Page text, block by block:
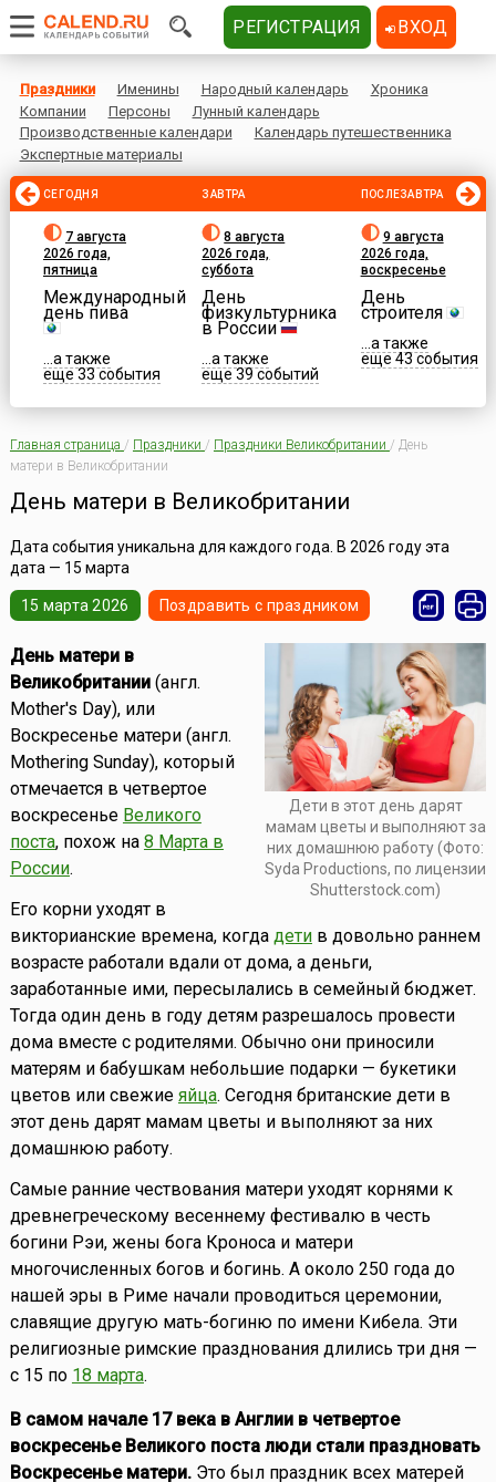
Праздники Именины Народный календарь
Хроника
Компании
Персоны
Лунный календарь
Производственные календари
Календарь путешественника
Экспертные материалы
СЕГОДНЯ
7 августа
2026 года,
пятница
Международный
день пива
...а также
еще 33 события
ЗАВТРА
8 августа
2026 года,
суббота
День
физкультурника
в России
...а также
еще 39 событий
ПОСЛЕЗАВТРА
9 августа
2026 года,
воскресенье
День
строителя
...а также
еще 43 события
Главная страница / Праздники / Праздники Великобритании / День
матери в Великобритании
День матери в Великобритании
Дата события уникальна для каждого года. В 2026 году эта
дата — 15 марта
15 марта 2026 Поздравить с праздником
Дети в этот день дарят
мамам цветы и выполняют за
них домашнюю работу (Фото:
Syda Productions, по лицензии
Shutterstock.com)
День матери в
Великобритании(англ.
Mother's Day), или
Воскресенье матери (англ.
Mothering Sunday), который
отмечается в четвертое
воскресенье Великого
поста, похож на 8 Марта в
России.
Его корни уходят в
викторианские времена, когда детив довольно раннем
возрасте работали вдали от дома, а деньги,
заработанные ими, пересылались в семейный бюджет.
Тогда один день в году детям разрешалось провести
дома вместе с родителями. Обычно они приносили
матерям и бабушкам небольшие подарки — букетики
цветов или свежие яйца. Сегодня британские дети в
этот день дарят мамам цветы и выполняют за них
домашнюю работу.
Самые ранние чествования матери уходят корнями к
древнегреческому весеннему фестивалю в честь
богини Рэи, жены бога Кроноса и матери
многочисленных богов и богинь. А около 250 года до
нашей эры в Риме начали проводиться церемонии,
славящие другую мать-богиню по имени Кибела. Эти
религиозные римские празднования длились три дня —
с 15 по 18 марта.
В самом начале 17 века в Англии в четвертое
воскресенье Великого поста люди стали праздновать
Воскресенье матери.Это был праздник всех матерей
РЕГИСТРАЦИЯ ВХОД